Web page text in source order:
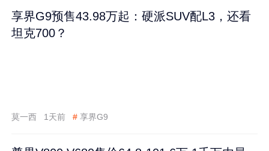
享界G9预售43.98万起：硬派SUV配L3，还看
坦克700？
莫一西 1天前 # 享界G9